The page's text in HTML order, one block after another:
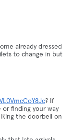
already dressed
to change in but
? If
or finding your way
the doorbell on